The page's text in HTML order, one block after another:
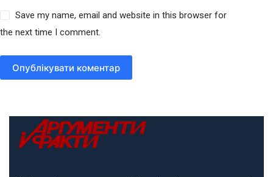
Save my name, email and website in this browser for
the next time I comment.
Опублікувати коментар